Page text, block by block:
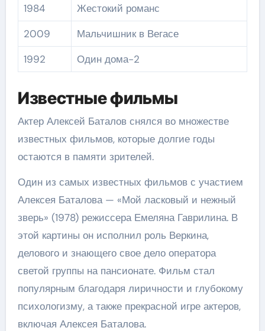
1984
Жестокий романс
2009
Мальчишник в Вегасе
1992
Один дома-2
Известные фильмы
Актер Алексей Баталов снялся во множестве
известных фильмов, которые долгие годы
остаются в памяти зрителей.
Один из самых известных фильмов с участием
Алексея Баталова — «Мой ласковый и нежный
зверь» (1978) режиссера Емеляна Гаврилина. В
этой картины он исполнил роль Веркина,
делового и знающего свое дело оператора
светой группы на пансионате. Фильм стал
популярным благодаря лиричности и глубокому
психологизму, а также прекрасной игре актеров,
включая Алексея Баталова.